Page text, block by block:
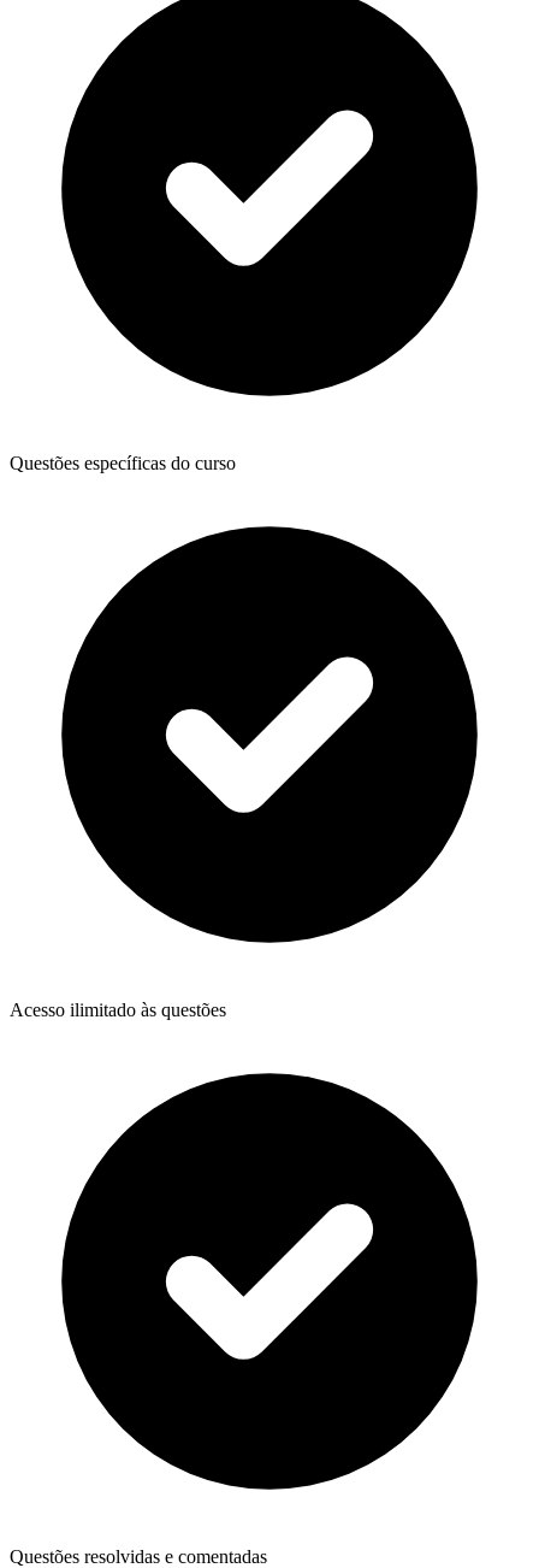
Questões específicas do curso
Acesso ilimitado às questões
Questões resolvidas e comentadas